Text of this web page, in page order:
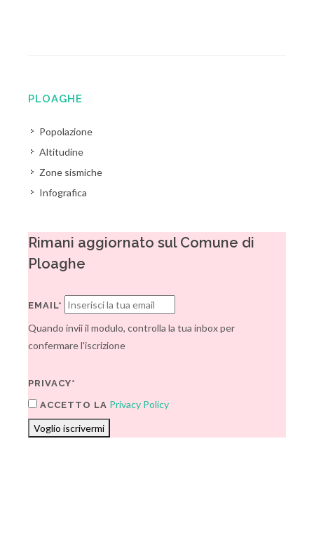
PLOAGHE
Popolazione
Altitudine
Zone sismiche
Infografica
Rimani aggiornato sul Comune di
Ploaghe
EMAIL*
Quando invii il modulo, controlla la tua inbox per
confermare l'iscrizione
PRIVACY*
ACCETTO LA Privacy Policy
Voglio iscrivermi